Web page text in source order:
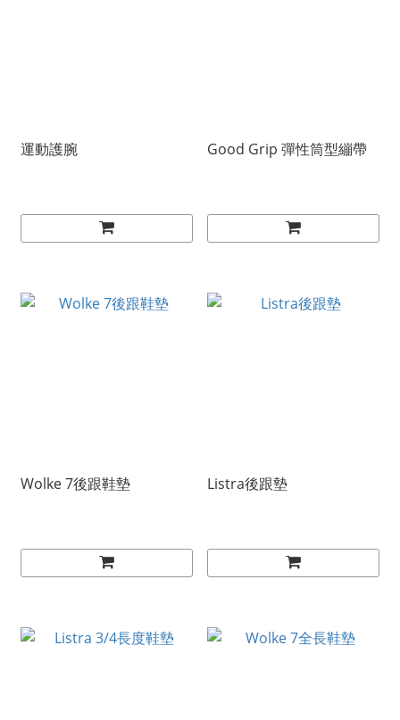
運動護腕 Good Grip 彈性筒型繃帶
Wolke 7後跟鞋墊 Listra後跟墊